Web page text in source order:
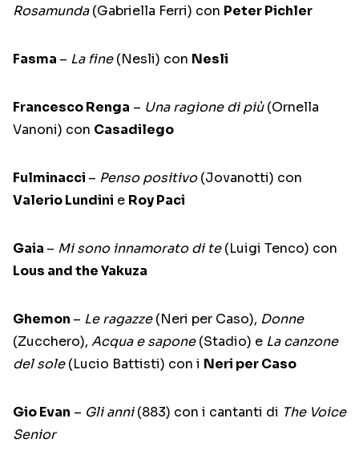
Rosamunda(Gabriella Ferri) con Peter Pichler
Fasma – La fine(Nesli) con Nesli
Francesco Renga – Una ragione di più(Ornella
Vanoni) con Casadilego
Fulminacci – Penso positivo(Jovanotti) con
Valerio Lundini e Roy Paci
Gaia – Mi sono innamorato di te(Luigi Tenco) con
Lous and the Yakuza
Ghemon – Le ragazze(Neri per Caso), Donne
(Zucchero), Acqua e sapone(Stadio) e La canzone
del sole(Lucio Battisti) con i Neri per Caso
Gio Evan – Gli anni(883) con i cantanti di The Voice
Senior